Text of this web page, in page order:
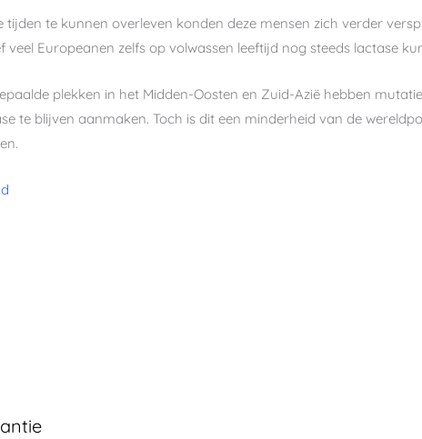
te kunnen overleven konden deze mensen zich verder
Europeanen zelfs op volwassen leeftijd nog steeds lactase
plekken in het Midden-Oosten en Zuid-Azië hebben
te blijven aanmaken. Toch is dit een minderheid van de